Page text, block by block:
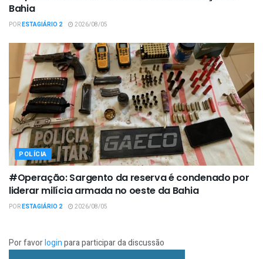
Bahia
PORESTAGIÁRIO 2 2026/08/05
POLÍCIA
#Operação: Sargento da reserva é condenado por
liderar milícia armada no oeste da Bahia
PORESTAGIÁRIO 2 2026/08/05
Por favorloginpara participar da discussão